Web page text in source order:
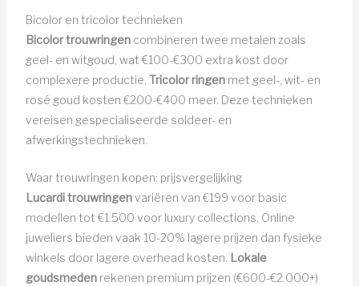
Bicolor en tricolor technieken
Bicolor trouwringencombineren twee metalen zoals
geel- en witgoud, wat €100-€300 extra kost door
complexere productie. Tricolor ringenmet geel-, wit- en
rosé goud kosten €200-€400 meer. Deze technieken
vereisen gespecialiseerde soldeer- en
afwerkingstechnieken.
Waar trouwringen kopen: prijsvergelijking
Lucardi trouwringenvariëren van €199 voor basic
modellen tot €1.500 voor luxury collections. Online
juweliers bieden vaak 10-20% lagere prijzen dan fysieke
winkels door lagere overhead kosten. Lokale
goudsmedenrekenen premium prijzen (€600-€2.000+)